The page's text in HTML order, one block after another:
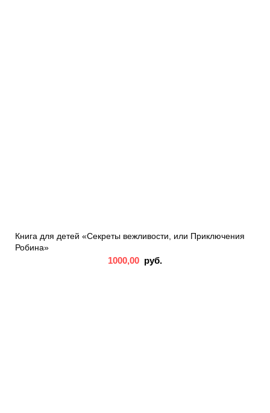
Книга для детей «Секреты вежливости, или Приключения
Робина»
1000,00 руб.